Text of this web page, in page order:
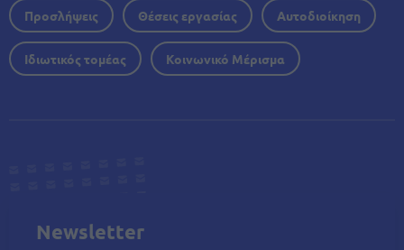
Προσλήψεις Θέσεις εργασίας Αυτοδιοίκηση
Ιδιωτικός τομέας Κοινωνικό Μέρισμα
Newsletter